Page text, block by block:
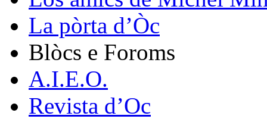
La pòrta d’Òc
Blòcs e Foroms
A.I.E.O.
Revista d’Oc